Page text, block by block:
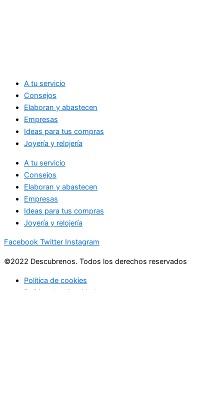
A tu servicio
Consejos
Elaboran y abastecen
Empresas
Ideas para tus compras
Joyería y relojería
A tu servicio
Consejos
Elaboran y abastecen
Empresas
Ideas para tus compras
Joyería y relojería
Facebook Twitter Instagram
©2022 Descubrenos. Todos los derechos reservados
Politica de cookies
Politico de privacidad